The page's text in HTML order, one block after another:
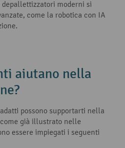
moderni si
come la robotica con IA
aiutano nella
possono supportarti nella
già illustrato nelle
essere impiegati i seguenti